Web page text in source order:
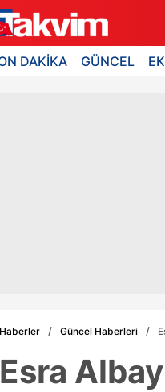
DAKİKA GÜNCEL
Haberler Güncel Haberleri
Esra